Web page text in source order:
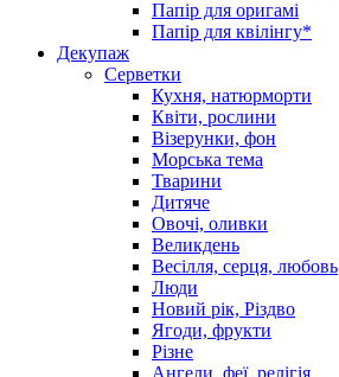
Папір для оригамі
Папір для квілінгу*
Декупаж
Серветки
Кухня, натюрморти
Квіти, рослини
Візерунки, фон
Морська тема
Тварини
Дитяче
Овочі, оливки
Великдень
Весілля, серця, любовь
Люди
Новий рік, Різдво
Ягоди, фрукти
Різне
Ангели, феї, релігія